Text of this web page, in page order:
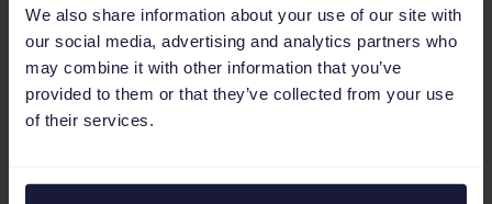
We also share information about your use of our site with
our social media, advertising and analytics partners who
may combine it with other information that you’ve
provided to them or that they’ve collected from your use
of their services.
budget verso i prodotti che offrono i
migliori risultati.